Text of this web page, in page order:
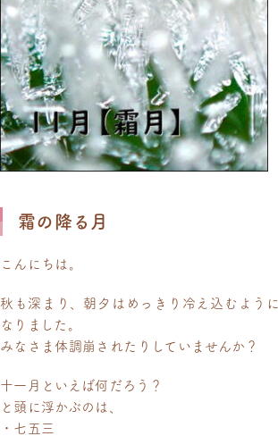
霜の降る月
こんにちは。
秋も深まり、朝夕はめっきり冷え込むように
なりました。
みなさま体調崩されたりしていませんか？
十一月といえば何だろう？
と頭に浮かぶのは、
・七五三